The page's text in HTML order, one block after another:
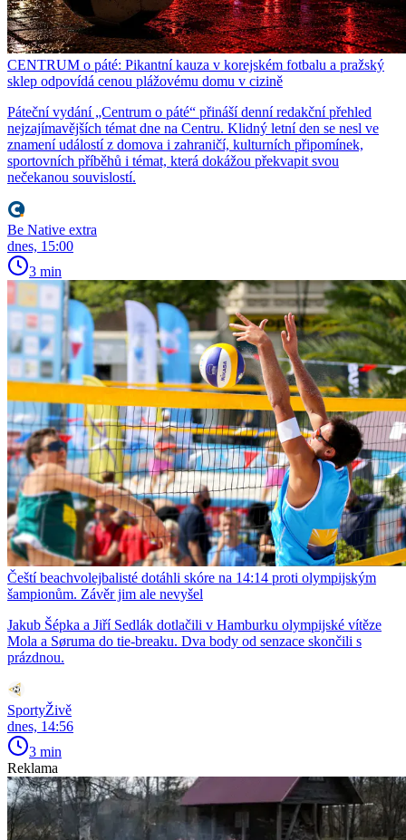
CENTRUM o páté: Pikantní kauza v korejském fotbalu a pražský
sklep odpovídá cenou plážovému domu v cizině
Páteční vydání „Centrum o páté“ přináší denní redakční přehled
nejzajímavějších témat dne na Centru. Klidný letní den se nesl ve
znamení událostí z domova i zahraničí, kulturních připomínek,
sportovních příběhů i témat, která dokážou překvapit svou
nečekanou souvislostí.
Be Native extra
dnes, 15:00
3 min
Čeští beachvolejbalisté dotáhli skóre na 14:14 proti olympijským
šampionům. Závěr jim ale nevyšel
Jakub Šépka a Jiří Sedlák dotlačili v Hamburku olympijské vítěze
Mola a Søruma do tie-breaku. Dva body od senzace skončili s
prázdnou.
SportyŽivě
dnes, 14:56
3 min
Reklama